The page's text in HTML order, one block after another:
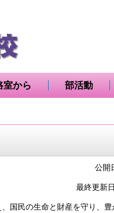
室から 部活動
公開
最終更新
国民の生命と財産を守り、豊